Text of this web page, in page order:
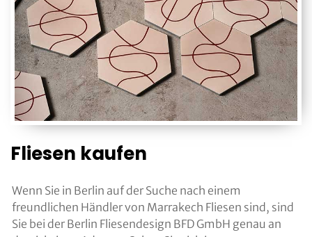
Fliesen kaufen
Wenn Sie in Berlin auf der Suche nach einem
freundlichen Händler von Marrakech Fliesen sind, sind
Sie bei der Berlin Fliesendesign BFD GmbH genau an